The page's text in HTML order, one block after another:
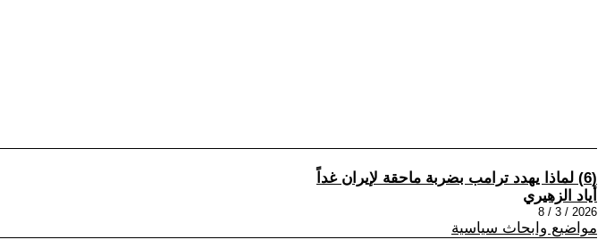
(6) لماذا يهدد ترامب بضربة ماحقة لإيران غداً
أياد الزهيري
2026 / 3 / 8
مواضيع وابحاث سياسية